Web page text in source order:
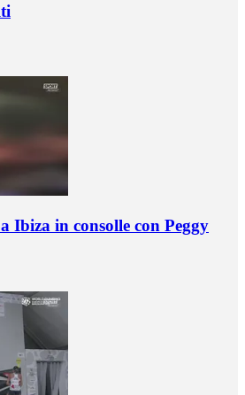
Ibiza in consolle con Peggy